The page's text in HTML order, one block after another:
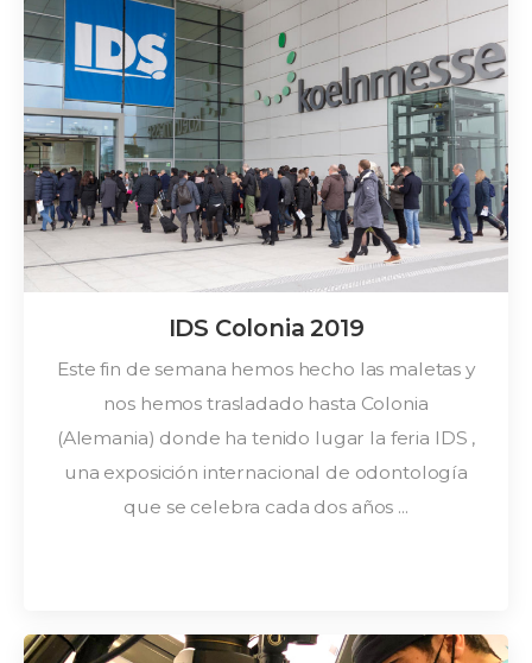
IDS Colonia 2019
Este fin de semana hemos hecho las maletas y
nos hemos trasladado hasta Colonia
(Alemania) donde ha tenido lugar la feria IDS ,
una exposición internacional de odontología
que se celebra cada dos años ...